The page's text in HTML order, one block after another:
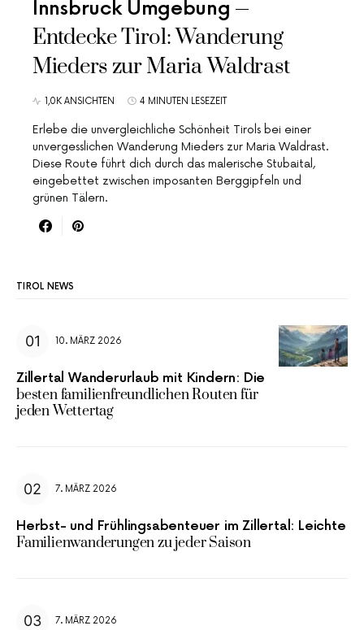
Innsbruck Umgebung
Entdecke Tirol: Wanderung
Mieders zur Maria Waldrast
1,0K ANSICHTEN 4 MINUTEN LESEZEIT
Erlebe die unvergleichliche Schönheit Tirols bei einer
unvergesslichen Wanderung Mieders zur Maria Waldrast.
Diese Route führt dich durch das malerische Stubaital,
eingebettet zwischen imposanten Berggipfeln und
grünen Tälern.
TIROL NEWS
10. MÄRZ 2026
Zillertal Wanderurlaub mit Kindern: Die
besten familienfreundlichen Routen für
jeden Wettertag
7. MÄRZ 2026
Herbst- und Frühlingsabenteuer im Zillertal: Leichte
Familienwanderungen zu jeder Saison
7. MÄRZ 2026